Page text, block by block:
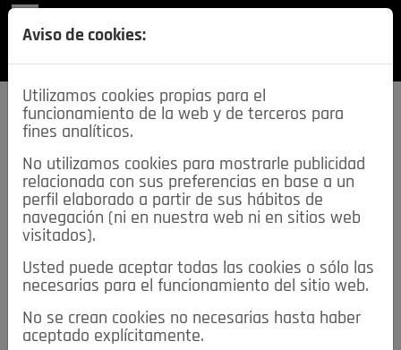
SECCIONES
descarga esta
REVISTA
≡NOTICIAS
NOTICIAS SERVICIOS DE INTERÉS
Aviso de cookies:
Utilizamos cookies propias para el
funcionamiento de la web y de terceros para
fines analíticos.
No utilizamos cookies para mostrarle publicidad
relacionada con sus preferencias en base a un
perfil elaborado a partir de sus hábitos de
navegación (ni en nuestra web ni en sitios web
visitados).
Usted puede aceptar todas las cookies o sólo las
necesarias para el funcionamiento del sitio web.
No se crean cookies no necesarias hasta haber
aceptado explícitamente.